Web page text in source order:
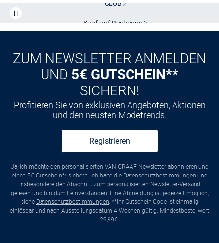
ZUM NEWSLETTER ANMELDEN
UND 5€ GUTSCHEIN**
SICHERN!
Profitieren Sie von exklusiven Angeboten, Aktionen
und den neusten Modetrends.
Registrieren
Ja, ich möchte den personalisierten VAN GRAAF Newsletter abonnieren und
einen 5€ Gutschein** sichern. Ich habe die Datenschutzbestimmungen und
insbesondere den Abschnitt zum personalisierten Newsletter-Versand
gelesen und bin damit einverstanden. Eine Abmeldung ist jederzeit möglich,
siehe Datenschutzbestimmungen. **Ihr Gutschein-Code ist einmalig
einlösbar und nach Ausstellungsdatum 4 Wochen gültig. Mindestbestellwert
29,99€.